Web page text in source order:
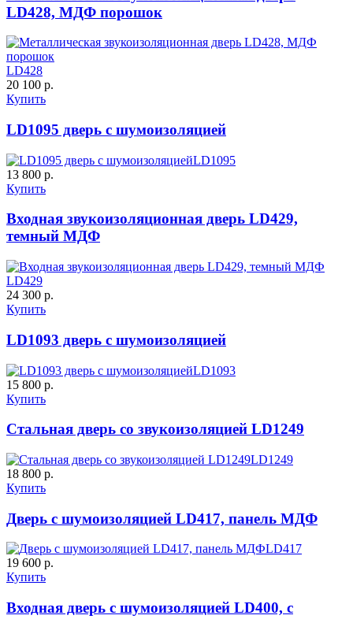
ДУБ БЕЛЁНЫЙ ДЗП
К-10 60 К-11 Н
C57 C58
C59
C61
LD428, МДФ порошок
LD428
20 100 р.
Купить
LD1095 дверь с шумоизоляцией
LD1095
13 800 р.
Купить
Входная звукоизоляционная дверь LD429,
темный МДФ
LD429
24 300 р.
Купить
LD1093 дверь с шумоизоляцией
LD1093
15 800 р.
Купить
Стальная дверь со звукоизоляцией LD1249
LD1249
18 800 р.
Купить
Дверь с шумоизоляцией LD417, панель МДФ
LD417
19 600 р.
Купить
Входная дверь с шумоизоляцией LD400, с